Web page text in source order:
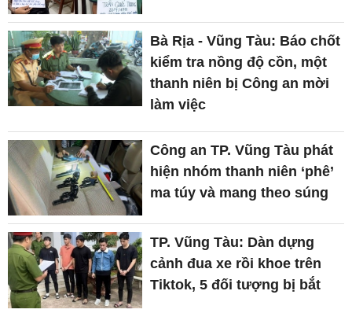
Bà Rịa - Vũng Tàu: Báo chốt
kiểm tra nồng độ cồn, một
thanh niên bị Công an mời
làm việc
Công an TP. Vũng Tàu phát
hiện nhóm thanh niên ‘phê’
ma túy và mang theo súng
TP. Vũng Tàu: Dàn dựng
cảnh đua xe rồi khoe trên
Tiktok, 5 đối tượng bị bắt